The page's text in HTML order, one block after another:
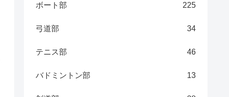
ボート部 225
弓道部 34
テニス部 46
バドミントン部 13